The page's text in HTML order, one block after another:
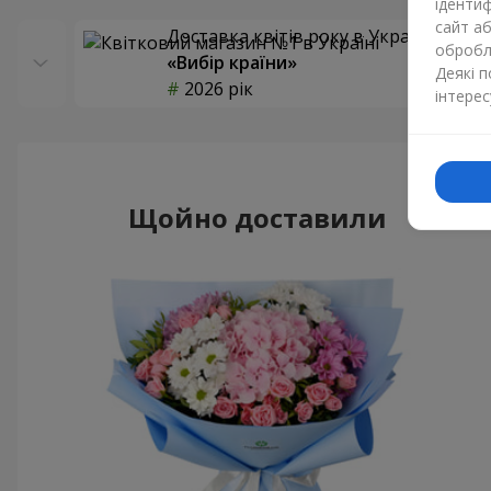
Доставка квітів року в Україні
«Вибір країни»
2026 рік
Щойно доставили
сайт
Деякі